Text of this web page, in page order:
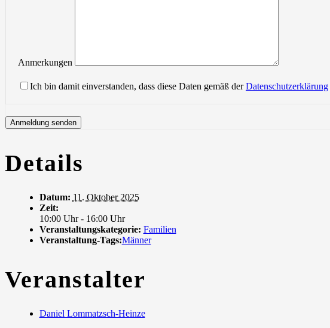
Anmerkungen
Ich bin damit einverstanden, dass diese Daten gemäß derDatenschutzerklärung
Details
Datum: 11. Oktober 2025
Zeit:
10:00 Uhr - 16:00 Uhr
Veranstaltungskategorie: Familien
Veranstaltung-Tags:Männer
Veranstalter
Daniel Lommatzsch-Heinze